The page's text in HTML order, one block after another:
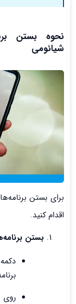
نحوه بستن
شیائومی
برای بستن
اقدام کنید.
بستن
روی